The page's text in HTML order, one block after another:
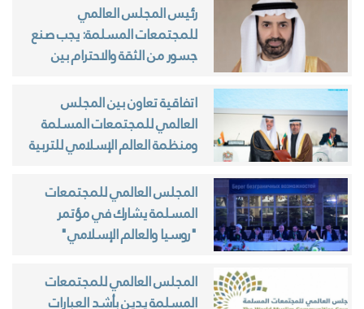
رئيس المجلس العالمي
للمجتمعات المسلمة: يجب صنع
جسور من الثقة والاحترام بين
اتفاقية تعاون بين المجلس
العالمي للمجتمعات المسلمة
ومنظمة العالم الإسلامي للتربية
المجلس العالمي للمجتمعات
المسلمة يشارك في مؤتمر
"روسيا والعالم الإسلامي"
المجلس العالمي للمجتمعات
المسلمة يدين بأشد العبارات